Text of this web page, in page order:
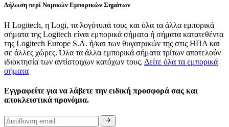
Δήλωση περί Νομικών Εμπορικών Σημάτων
Η Logitech, η Logi, τα λογότυπά τους και όλα τα άλλα εμπορικά
σήματα της Logitech είναι εμπορικά σήματα ή σήματα κατατεθέντα
της Logitech Europe S.A. ή/και των θυγατρικών της στις ΗΠΑ και
σε άλλες χώρες. Όλα τα άλλα εμπορικά σήματα τρίτων αποτελούν
ιδιοκτησία των αντίστοιχων κατόχων τους. Δείτε όλα τα εμπορικά
σήματα
Εγγραφείτε για να λάβετε την ειδική προσφορά σας και
αποκλειστικά προνόμια.